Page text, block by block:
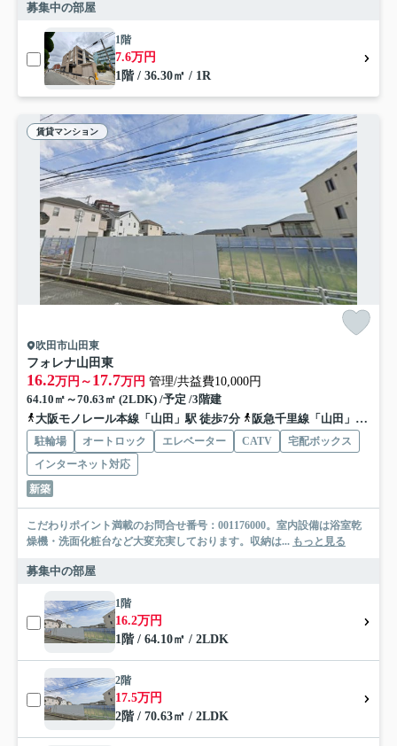
募集中の部屋
1階
7.6万円
1階 / 36.30㎡ / 1R
賃貸マンション
吹田市山田東
フォレナ山田東
16.2万円～ 17.7万円 管理/共益費10,000円
64.10㎡～70.63㎡ (2LDK) /予定 /3階建
大阪モノレール本線「山田」駅 徒歩7分
阪急千里線「山田」駅 徒歩9分
駐輪場 オートロック エレベーター CATV
宅配ボックス
インターネット対応
新築
こだわりポイント満載のお問合せ番号：001176000。室内設備は浴室乾
燥機・洗面化粧台など大変充実しております。収納は... もっと見る
募集中の部屋
1階
16.2万円
1階 / 64.10㎡ / 2LDK
2階
17.5万円
2階 / 70.63㎡ / 2LDK